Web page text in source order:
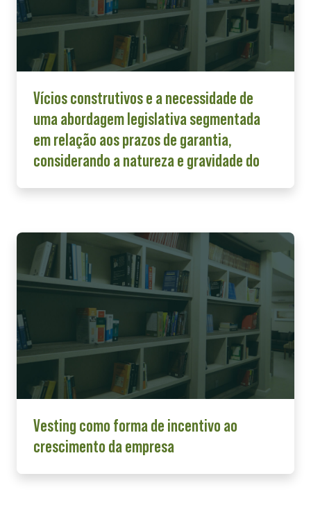
Vícios construtivos e a necessidade de
uma abordagem legislativa segmentada
em relação aos prazos de garantia,
considerando a natureza e gravidade do
Vesting como forma de incentivo ao
crescimento da empresa